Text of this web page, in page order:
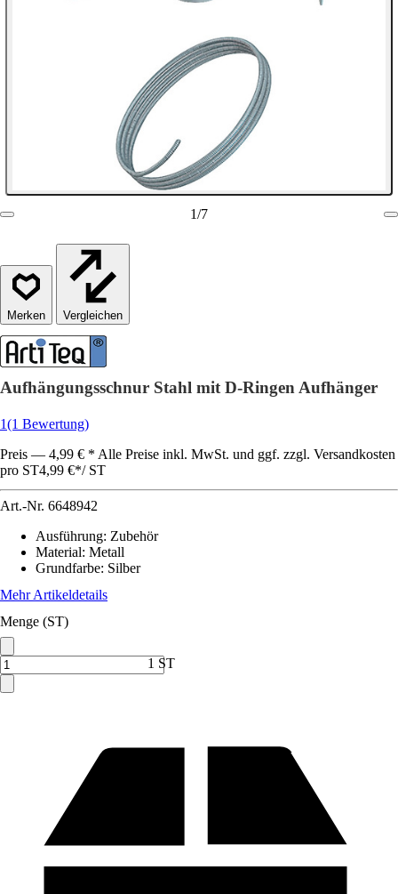
1/7
Vergleichen
Aufhängungsschnur Stahl mit D-Ringen Aufhänger
1(1 Bewertung)
Preis — 4,99 € * Alle Preise inkl. MwSt. und ggf. zzgl. Versandkosten
pro ST4,99 €*/ ST
Art.-Nr. 6648942
Ausführung: Zubehör
Material: Metall
Grundfarbe: Silber
Mehr Artikeldetails
Menge (ST)
1 ST